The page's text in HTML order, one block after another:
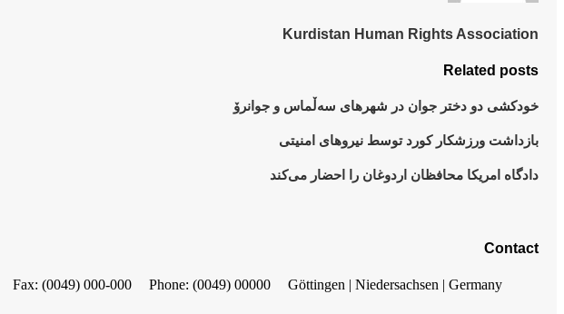
Kurdistan Human Rights Association
Related posts
خودکشی دو دختر جوان در شهرهای سەڵماس و جوانرۆ
بازداشت ورزشکار کورد توسط نیروهای امنیتی
دادگاه امریکا محافظان اردوغان را احضار می‌کند
Contact
Göttingen | Niedersachsen | Germany
Phone: (0049) 00000
Fax: (0049) 000-000